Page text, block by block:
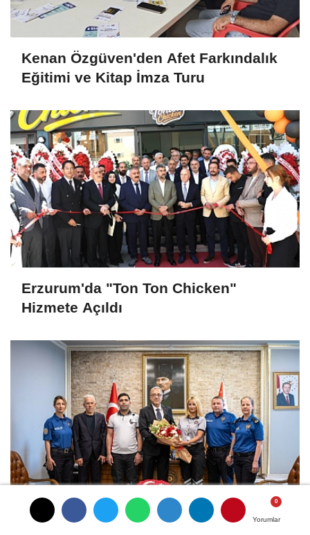
Yorumlar
Yorumlar
Kenan Özgüven'den Afet Farkındalık
Eğitimi ve Kitap İmza Turu
Erzurum'da "Ton Ton Chicken"
Hizmete Açıldı
Özel Güvenlik Görevlilerini Ağırladı